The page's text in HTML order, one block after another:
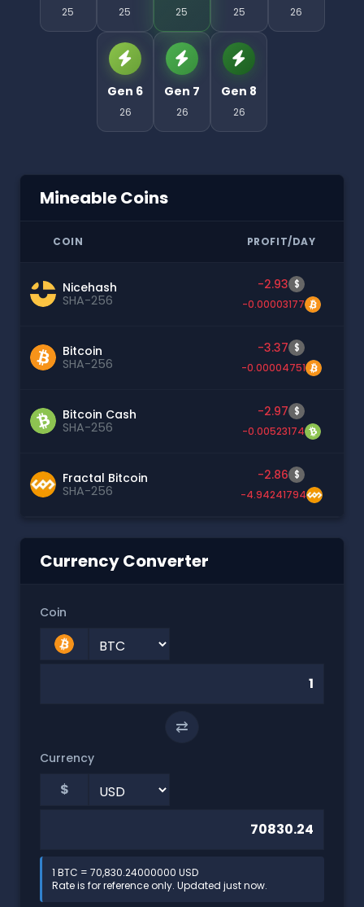
25 25 25 25 26
Gen 6
26
Gen 7
26
Gen 8
26
Mineable Coins
COIN PROFIT/DAY
Nicehash
SHA-256
-2.93 $
-0.00003177
Bitcoin
SHA-256
-3.37 $
-0.00004751
Bitcoin Cash
SHA-256
-2.97 $
-0.00523174
Fractal Bitcoin
SHA-256
-2.86 $
-4.94241794
Currency Converter
Coin
⇄
Currency
$
1 BTC = 70,830.24000000 USD
Rate is for reference only. Updated just now.